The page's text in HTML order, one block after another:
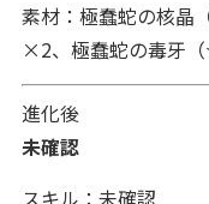
素材：極蠢蛇の核晶
×2、極蠢蛇の毒牙
進化後
未確認
スキル：未確認